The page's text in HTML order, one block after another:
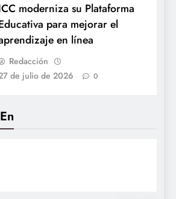
moderniza su Plataforma
para mejorar el
en línea
Redacción
de julio de 2026
0